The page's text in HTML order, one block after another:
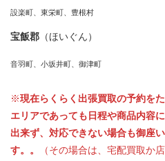
設楽町、東栄町、豊根村
宝飯郡 （ほいぐん）
音羽町、小坂井町、御津町
※現在らくらく出張買取の予約を
エリアであっても日程や商品内容
出来ず、対応できない場合も御座
す。。
（その場合は、宅配買取か